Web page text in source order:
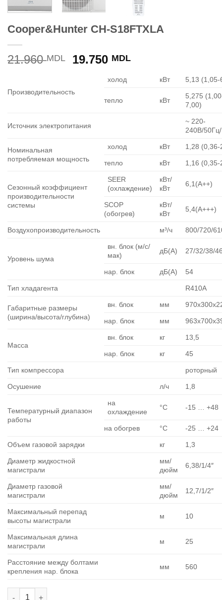
Cooper&Hunter CH-S18FTXLA
21.960MDL
Prețul
fost:
21.960 MDL.
19.750 MDLPrețul
19.750 MDL.
Производительность
холод кВт 5,13 (1,05-
тепло кВт
5,275
7,00)
Источник электропитания
~ 220-
240В/
Номинальная
потребляемая мощность
холод кВт 1,28 (0,36-
тепло кВт 1,16 (0,35-
Сезонный коэффициент
производительности
системы
SEER
(охлаждение)
кВт/
кВт
6,1(А++)
SCOP
(обогрев)
кВт/
кВт
5,4(А+++)
Воздухопроизводительность м³/ч 800/720/
Уровень шума
вн. блок (м/с/
мак)
дБ(А) 27/32/38/
нар. блок дБ(А) 54
Тип хладагента R410A
Габаритные размеры
(ширина/высота/глубина)
вн. блок мм
нар. блок мм
Масса
вн. блок кг 13,5
нар. блок кг 45
Тип компрессора роторный
Осушение л/ч 1,8
Температурный диапазон
работы
на
охлаждение
°C -15 … +48
на обогрев °C -25 … +24
Объем газовой зарядки кг 1,3
Диаметр жидкостной
магистрали
мм/
дюйм
6,38/1/4″
Диаметр газовой
магистрали
мм/
дюйм
12,7/1/2″
Максимальный перепад
высоты магистрали
м 10
Максимальная длина
магистрали
м 25
Расстояние между болтами
крепления нар. блока
мм 560
Cantitate Cooper&Hunter CH-S18FTXLA